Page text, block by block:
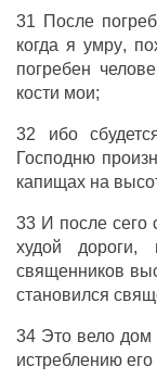
31 После
когда я умру,
погребен
кости мои;
32 ибо
Господню
капищахна
33 И после сего
худой
дороги,
священников
становился
34 Это вело дом
истреблениюего